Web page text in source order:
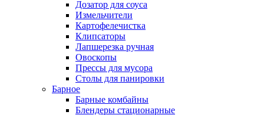
Дозатор для соуса
Измельчители
Картофелечистка
Клипсаторы
Лапшерезка ручная
Овоскопы
Прессы для мусора
Столы для панировки
Барное
Барные комбайны
Блендеры стационарные